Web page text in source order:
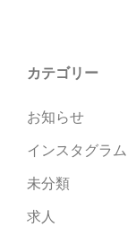
カテゴリー
お知らせ
インスタグラム
未分類
求人